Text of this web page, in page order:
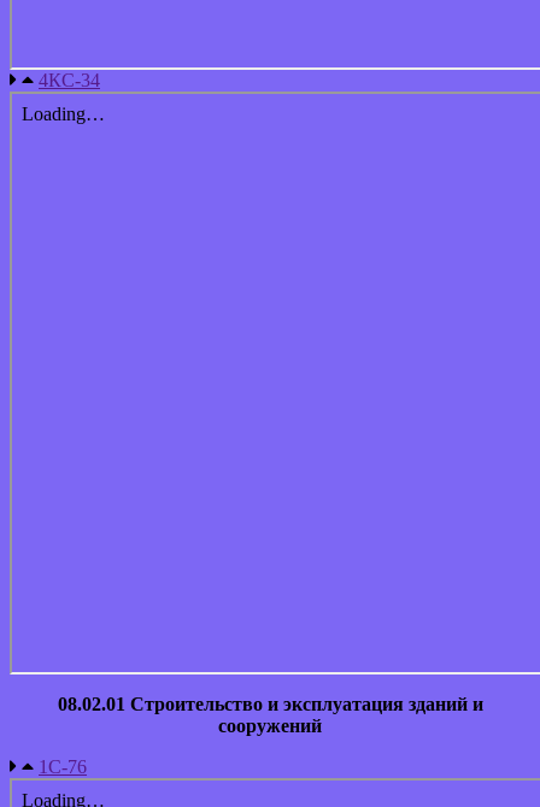
4КС-34
08.02.01 Строительство и эксплуатация зданий и
сооружений
1С-76